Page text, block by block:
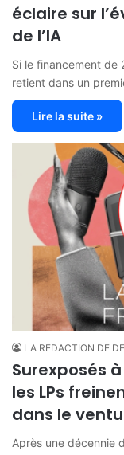
éclaire sur
de l’IA
Si le financement de
retient dans un
Lire la suite »
LA REDACTION DE
Surexposés
les LPs
dans le
Après une décennie